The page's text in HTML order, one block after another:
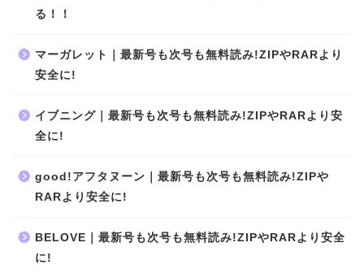
る！！
マーガレット｜最新号も次号も無料読み!ZIPやRARより
安全に!
イブニング｜最新号も次号も無料読み!ZIPやRARより安
全に!
good!アフタヌーン｜最新号も次号も無料読み!ZIPや
RARより安全に!
BELOVE｜最新号も次号も無料読み!ZIPやRARより安全
に!